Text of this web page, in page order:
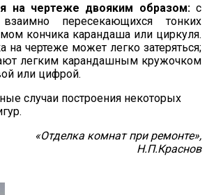
на чертеже двояким образом:с
пересекающихся тонких
кончика карандаша или циркуля.
на чертеже может легко затеряться;
легким карандашным кружочком
или цифрой.
случаи построения некоторых
«Отделка комнат при ремонте»,
Н.П.Краснов